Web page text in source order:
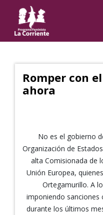
Romper con
ahora
No es el gobierno
Organización de
alta Comisionada de
Unión Europea,
Ortegamurillo. A
imponiendo sanciones
durante los últimos